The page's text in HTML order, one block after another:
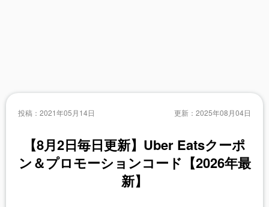
投稿： 2021年05月14日 更新： 2025年08月04日
【8月2日毎日更新】Uber Eatsクーポ
ン＆プロモーションコード【2026年最
新】